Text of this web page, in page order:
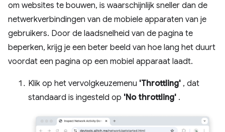
om websites te bouwen, is waarschijnlijk sneller dan de
netwerkverbindingen van de mobiele apparaten van je
gebruikers. Door de laadsnelheid van de pagina te
beperken, krijg je een beter beeld van hoe lang het duurt
voordat een pagina op een mobiel apparaat laadt.
Klik op het vervolgkeuzemenu 'Throttling' , dat
standaard is ingesteld op 'No throttling' .